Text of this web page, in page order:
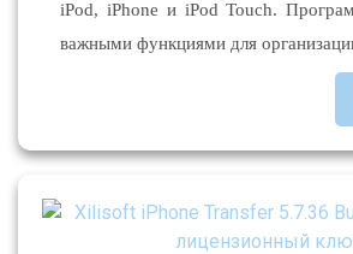
iPod, iPhone и iPod Touch.
важными функциями для